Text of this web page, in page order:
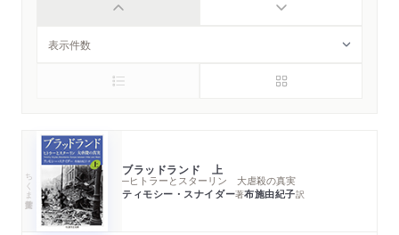
ちくま学芸文庫 ブラッドランド 上
─ヒトラーとスターリン 大虐殺の真実
ティモシー・スナイダー著布施由紀子訳